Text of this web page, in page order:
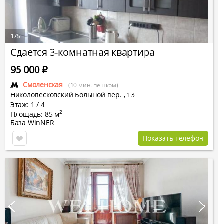
Сдается 3-комнатная квартира
Смоленская (10 мин. пешком)
Николопесковский Большой пер. , 13
Этаж: 1 / 4
Площадь: 85 м2
95 000Р
База WinNER
Показать телефон
1/5